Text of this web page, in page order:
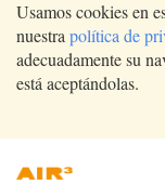
Usamos cookies en
nuestra política de
adecuadamente su
está aceptándolas.